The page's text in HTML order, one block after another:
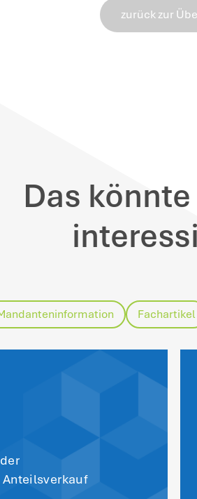
insoweit nicht zu
der bis zum
Dies gilt auch bei
Gesellschafters im
will nur
sondern dem Halten
Hinweise: Nach der
schenkungsteuerlich
Die Privilegierung von
politisch umstritten.
Deshalb wird die
% daran geknüpft, dass
Lohnaufwand in einem